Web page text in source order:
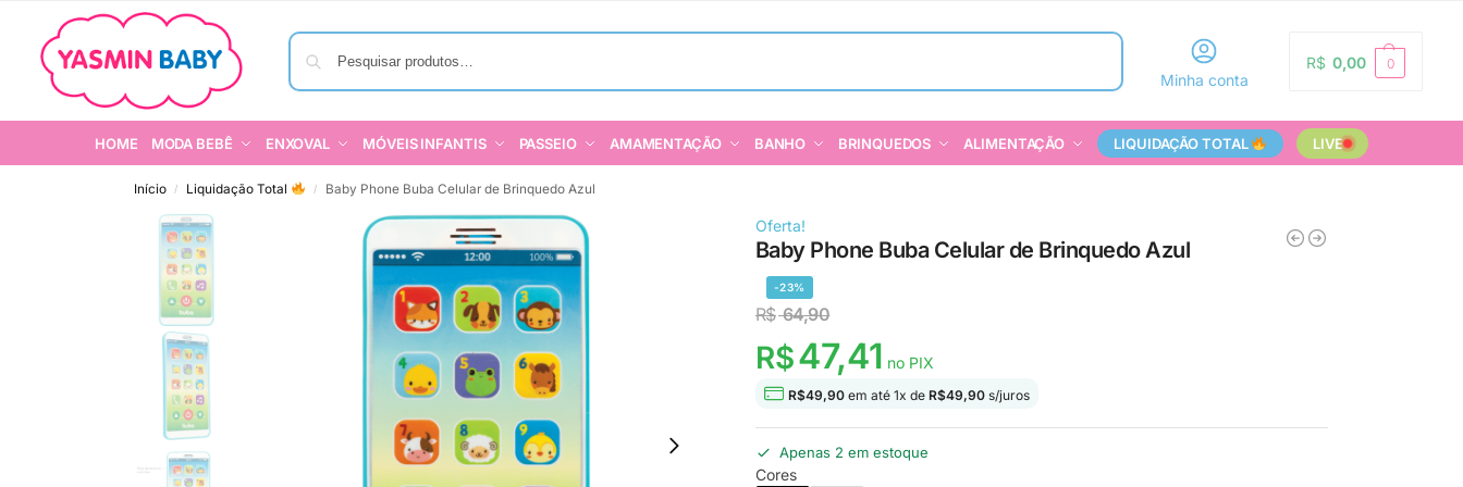
Pesquisar
Minha conta
R$ 0,00 0
HOME MODA BEBÊ ENXOVAL MÓVEIS INFANTIS PASSEIO AMAMENTAÇÃO BANHO BRINQUEDOS ALIMENTAÇÃO LIQUIDAÇÃO TOTAL LIVE
Início / Liquidação Total / Baby Phone Buba Celular de Brinquedo Azul
Oferta!
Baby Phone Buba Celular de Brinquedo Azul
-23%
R$64,90
R$47,41 no PIX
R$49,90em até 1x de R$49,90s/juros
Apenas 2 em estoque
Cores